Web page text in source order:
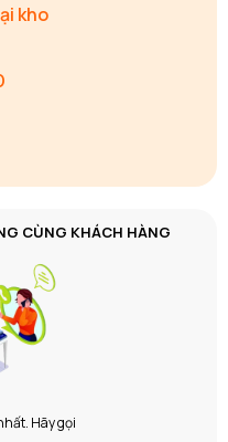
kho
CÙNG KHÁCH HÀNG
Hãy gọi